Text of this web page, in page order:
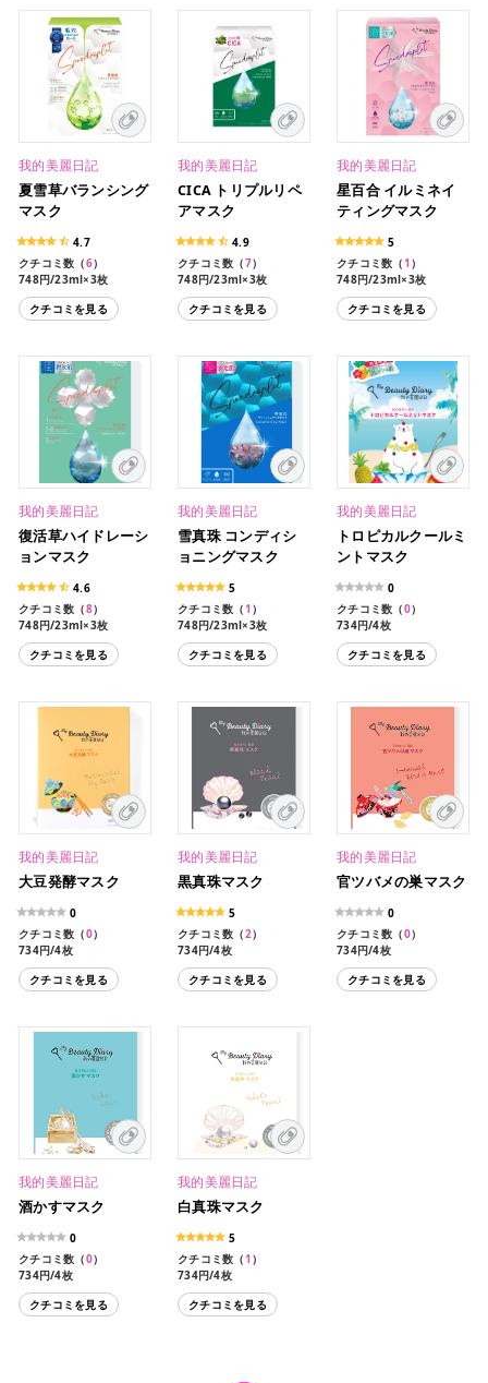
我的美麗日記
夏雪草バランシング
マスク
4.7
クチコミ数（6）
748円/23ml×3枚
クチコミを見る
我的美麗日記
CICA トリプルリペ
アマスク
4.9
クチコミ数（7）
748円/23ml×3枚
クチコミを見る
我的美麗日記
星百合 イルミネイ
ティングマスク
5
クチコミ数（1 ）
748円/23ml×3枚
4,224円/23ml×20枚
クチコミを見る
我的美麗日記
復活草ハイドレーシ
ョンマスク
4.6
クチコミ数（8）
748円/23ml×3枚
1,188円/23ml×5枚
4,224円/23ml×20枚
クチコミを見る
我的美麗日記
雪真珠 コンディシ
ョニングマスク
5
クチコミ数（1 ）
748円/23ml×3枚
1,188円/23ml×5枚
クチコミを見る
我的美麗日記
トロピカルクールミ
ントマスク
0
クチコミ数（0）
734円/4枚
クチコミを見る
我的美麗日記
大豆発酵マスク
0
クチコミ数（0）
734円/4枚
1,386円/8枚
クチコミを見る
我的美麗日記
黒真珠マスク
5
クチコミ数（2）
734円/4枚
1,386円/8枚
3,080円/20枚
クチコミを見る
我的美麗日記
官ツバメの巣マスク
0
クチコミ数（0）
734円/4枚
1,386円/8枚
3,080円/20枚
クチコミを見る
我的美麗日記
酒かすマスク
0
クチコミ数（0）
734円/4枚
1,386円/8枚
3,080円/20枚
クチコミを見る
我的美麗日記
白真珠マスク
5
クチコミ数（1 ）
734円/4枚
1,386円/8枚
3,080円/20枚
クチコミを見る